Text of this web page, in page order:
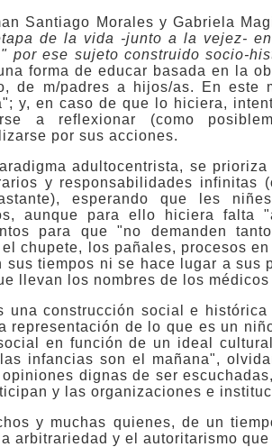
Santiago Morales y Gabriela
de la vida -junto a la vejez-
por ese sujeto construido socio-
forma de educar basada en la
de m/padres a hijos/as. En este
y, en caso de que lo hiciera,
a reflexionar (como
por sus acciones.
adultocentrista, se
y responsabilidades infinitas
esperando que les
aunque para ello hiciera falta
para que "no demanden
el chupete, los pañales, procesos
sus tiempos ni se hace lugar a
llevan los nombres de los
una construcción social e
representación de lo que es un
en función de un ideal
infancias son el mañana",
dignas de ser
y las organizaciones e
y muchas quienes, de un
arbitrariedad y el autoritarismo